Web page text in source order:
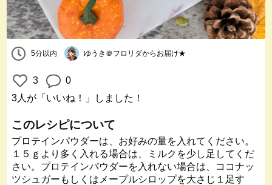
5分以内 ゆうき＠フロリダからお届け★
3
0
3人 が「いいね！」しました！
このレシピについて
プロテインパウダーは、お好みの量を入れてください。
１５ｇより多く入れる場合は、ミルクを少し足してくだ
さい。プロテインパウダーを入れない場合は、ココナッ
ツシュガーもしくはメープルシロップを大さじ１足す